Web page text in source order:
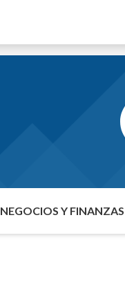
NEGOCIOS Y FINANZAS